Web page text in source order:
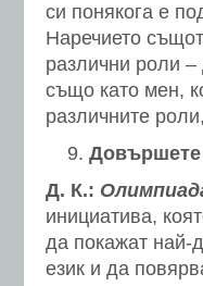
си понякога е
Наречието
различни роли
също като мен,
различните
Довършете
Д. К.:
инициатива,
да покажат най-
език и да